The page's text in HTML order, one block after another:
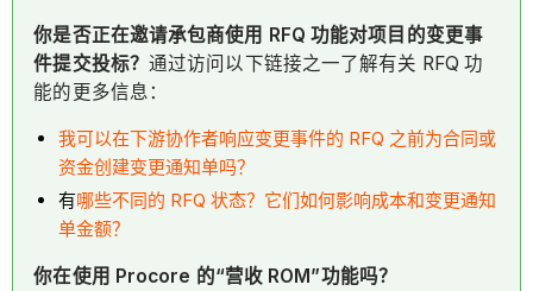
你是否正在邀请承包商使用 RFQ 功能对项目的变更事
件提交投标？ 通过访问以下链接之一了解有关 RFQ 功
能的更多信息：
我可以在下游协作者响应变更事件的 RFQ 之前为合同或
资金创建变更通知单吗？
有哪些不同的 RFQ 状态？它们如何影响成本和变更通知
单金额？
你在使用 Procore 的“营收 ROM”功能吗？